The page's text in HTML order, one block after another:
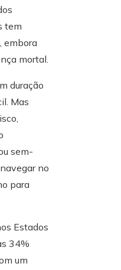
tem
embora
mortal.
duração
Mas
sem-
no
para
Estados
34%
um